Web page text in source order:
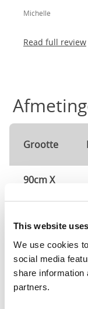
This website
We use cookies
social media
share information
partners.
Michelle
Read full review
Grootte
90cm X
120cm
200cm
140cm
X